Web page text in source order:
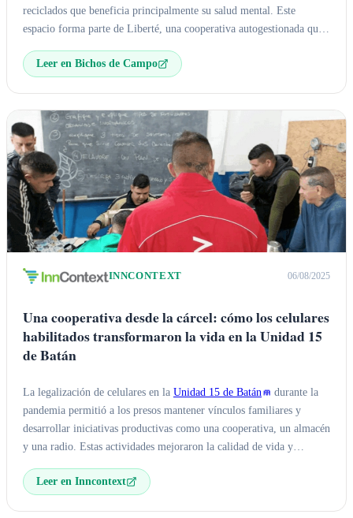
reciclados que beneficia principalmente su salud mental. Este
espacio forma parte de Liberté, una cooperativa autogestionada que
reinserción social.
Leer en Bichos de Campo
INNCONTEXT 06/08/2025
Una cooperativa desde la cárcel: cómo los celulares
habilitados transformaron la vida en la Unidad 15
de Batán
La legalización de celulares en la Unidad 15 de Batán
durante la
pandemia permitió a los presos mantener vínculos familiares y
desarrollar iniciativas productivas como una cooperativa, un almacén
y una radio. Estas actividades mejoraron la calidad de vida y
del delito. Sin embargo, en 2022, conflictos con el Ministerio de
Leer en Inncontext